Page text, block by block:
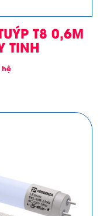
T8 0,6M
TINH
hệ